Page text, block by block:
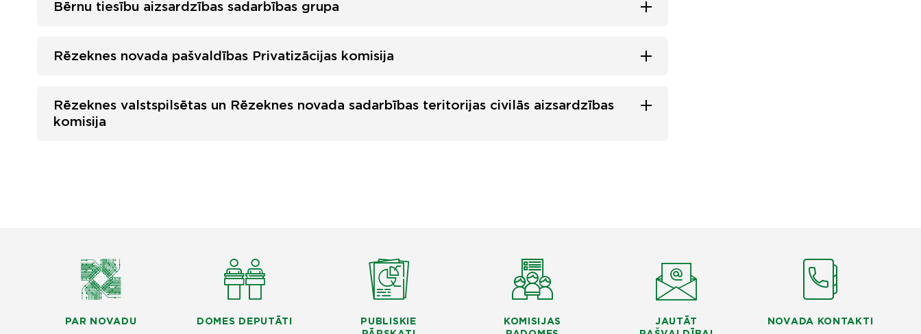
Bērnu tiesību aizsardzības sadarbības grupa
Rēzeknes novada pašvaldības Privatizācijas komisija
Rēzeknes valstspilsētas un Rēzeknes novada sadarbības teritorijas civilās aizsardzības
komisija
PAR NOVADU DOMES DEPUTĀTI
PUBLISKIE
KOMISIJAS
JAUTĀT
NOVADA KONTAKTI